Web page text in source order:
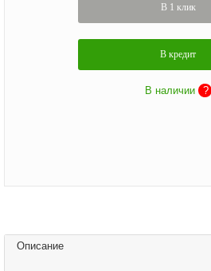
В 1 клик
В кредит
В наличии ?
Описание